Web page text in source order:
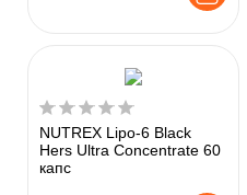
NUTREX Lipo-6 Black
Hers Ultra Concentrate 60
капс